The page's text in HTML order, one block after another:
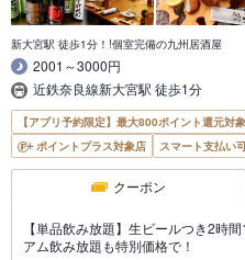
新大宮駅 徒歩1分！!個室完備の九州居酒屋
2001～3000円
近鉄奈良線新大宮駅 徒歩1分
【アプリ予約限定】最大800ポイント還元対
ポイントプラス対象店
スマート支払い
クーポン
【単品飲み放題】生ビールつき2時
アム飲み放題も特別価格で！